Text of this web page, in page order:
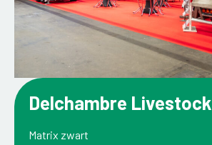
Delchambre Livestock
Matrix zwart